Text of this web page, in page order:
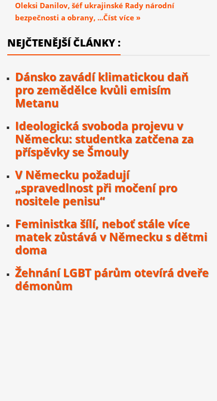
Oleksi Danilov, šéf ukrajinské Rady národní
bezpečnosti a obrany, ...Číst více »
NEJČTENĚJŠÍ ČLÁNKY :
Dánsko zavádí klimatickou daň
pro zemědělce kvůli emisím
Metanu
Ideologická svoboda projevu v
Německu: studentka zatčena za
příspěvky se Šmouly
V Německu požadují
„spravedlnost při močení pro
nositele penisu“
Feministka šílí, neboť stále více
matek zůstává v Německu s dětmi
doma
Žehnání LGBT párům otevírá dveře
démonům